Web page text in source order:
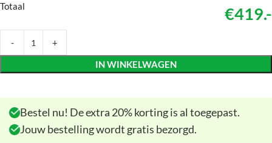
Totaal €419.-
IN WINKELWAGEN
Bestel nu! De extra 20% korting is al toegepast.
Jouw bestelling wordt gratis bezorgd.